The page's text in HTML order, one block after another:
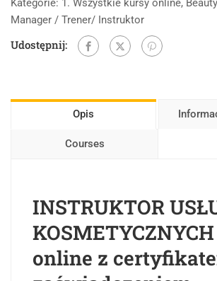
Kategorie: 1. Wszystkie kursy online,
Manager / Trener/ Instruktor
Udostępnij:
Opis
Courses
INSTRUKTOR
online z